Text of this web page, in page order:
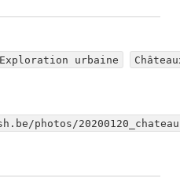
Exploration urbaine
photos/